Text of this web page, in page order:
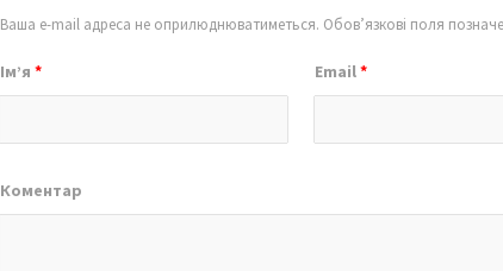
Ваша e-mail адреса не оприлюднюватиметься. Обов’язкові поля
Ім’я* Email*
Коментар